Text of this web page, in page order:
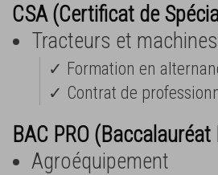
CSA (Certificat de
Tracteurs et
✓ Formation en
✓ Contrat de
BAC PRO
Agroéquipement